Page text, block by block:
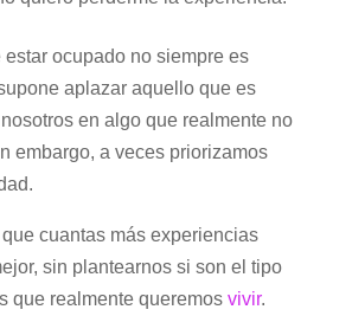
ocupado no siempre es
aplazar aquello que es
en algo que realmente no
embargo, a veces priorizamos
cuantas más experiencias
sin plantearnos si son el tipo
que realmente queremos vivir.